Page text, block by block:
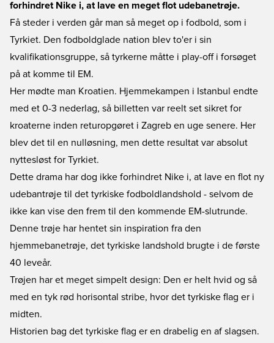
forhindret Nike i, at lave en meget flot udebanetrøje.
Få steder i verden går man så meget op i fodbold, som i
Tyrkiet. Den fodboldglade nation blev to'er i sin
kvalifikationsgruppe, så tyrkerne måtte i play-off i forsøget
på at komme til EM.
Her mødte man Kroatien. Hjemmekampen i Istanbul endte
med et 0-3 nederlag, så billetten var reelt set sikret for
kroaterne inden returopgøret i Zagreb en uge senere. Her
blev det til en nulløsning, men dette resultat var absolut
nyttesløst for Tyrkiet.
Dette drama har dog ikke forhindret Nike i, at lave en flot ny
udebantrøje til det tyrkiske fodboldlandshold - selvom de
ikke kan vise den frem til den kommende EM-slutrunde.
Denne trøje har hentet sin inspiration fra den
hjemmebanetrøje, det tyrkiske landshold brugte i de første
40 leveår.
Trøjen har et meget simpelt design: Den er helt hvid og så
med en tyk rød horisontal stribe, hvor det tyrkiske flag er i
midten.
Historien bag det tyrkiske flag er en drabelig en af slagsen.